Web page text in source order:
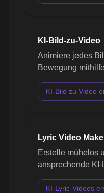
KI-Bild-zu-Video
Animiere jedes
Bewegung
KI-Bild zu Video
Lyric Video
Erstelle mühelos
ansprechende KI-
KI-Lyric-Videos